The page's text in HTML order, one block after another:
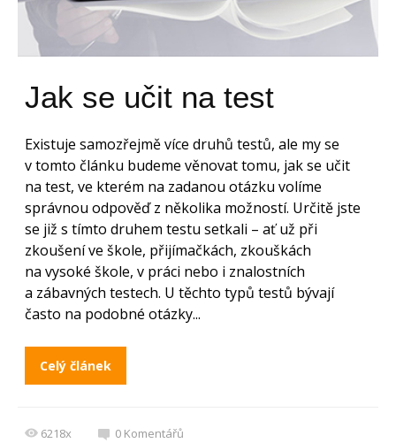
Jak se učit na test
Existuje samozřejmě více druhů testů, ale my se
v tomto článku budeme věnovat tomu, jak se učit
na test, ve kterém na zadanou otázku volíme
správnou odpověď z několika možností. Určitě jste
se již s tímto druhem testu setkali – ať už při
zkoušení ve škole, přijímačkách, zkouškách
na vysoké škole, v práci nebo i znalostních
a zábavných testech. U těchto typů testů bývají
často na podobné otázky...
Celý článek
6218x 0 Komentářů